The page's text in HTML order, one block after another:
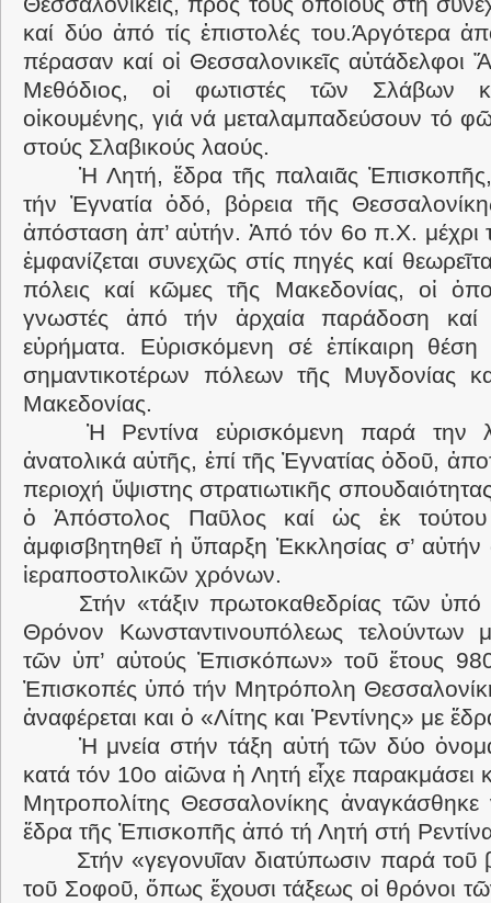
καί δύο ἀπό τίς ἐπιστολές του.Άργότερα
πέρασαν καί οἱ Θεσσαλονικεῖς αὐτάδελφοι
Μεθόδιος, οἱ φωτιστές τῶν Σλάβων
οἰκουμένης, γιά νά μεταλαμπαδεύσουν τό
στούς Σλαβικούς λαούς.
Ἡ Λητή, ἔδρα τῆς παλαιᾶς Ἐπισκοπῆς,
τήν Ἐγνατία ὁδό, βὀρεια τῆς
ἀπόσταση ἀπ’ αὐτήν. Ἀπό τόν 6ο π.Χ. μέχρι
ἐμφανίζεται συνεχῶς στίς πηγές καί
πόλεις καί κῶμες τῆς Μακεδονίας, οἱ
γνωστές ἀπό τήν ἀρχαία παράδοση καί
εὑρήματα. Εὑρισκόμενη σέ ἐπίκαιρη
σημαντικοτέρων πόλεων τῆς Μυγδονίας
Μακεδονίας.
Ἡ Ρεντίνα εὑρισκόμενη παρά την
ἀνατολικά αὐτῆς, ἐπί τῆς Ἐγνατίας ὁδοῦ,
περιοχή ὕψιστης στρατιωτικῆς
ὁ Ἀπόστολος Παῦλος καί ὡς ἐκ
ἀμφισβητηθεῖ ἡ ὕπαρξη Ἐκκλησίας σ’
ἱεραποστολικῶν χρόνων.
Στήν «τάξιν πρωτοκαθεδρίας τῶν ὑπό
Θρόνον Κωνσταντινουπόλεως τελούντων
τῶν ὑπ’ αὐτούς Ἐπισκόπων» τοῦ ἔτους
Ἐπισκοπές ὑπό τήν Μητρόπολη
ἀναφέρεται και ὁ «Λίτης και Ῥεντίνης» με
Ἡ μνεία στήν τάξη αὐτή τῶν δύο
κατά τόν 10ο αἰῶνα ἡ Λητή εἶχε παρακμάσει
Μητροπολίτης Θεσσαλονίκης ἀναγκάσθηκε
ἔδρα τῆς Ἐπισκοπῆς ἀπό τή Λητή στή
Στήν «γεγονυῖαν διατύπωσιν παρά τοῦ
τοῦ Σοφοῦ, ὅπως ἔχουσι τάξεως οἱ θρόνοι